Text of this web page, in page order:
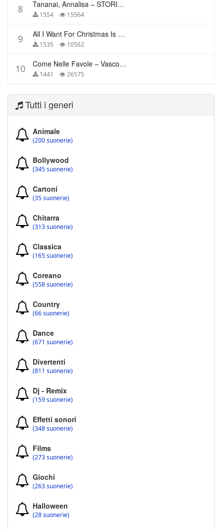
8 Tananai, Annalisa – STORIE BREVI
1554 15564
9 All I Want For Christmas Is You – Mariah Carey
1535 10562
10 Come Nelle Favole – Vasco Rossi
1441 26575
Tutti i generi
Animale
(200 suonerie)
Bollywood
(345 suonerie)
Cartoni
(35 suonerie)
Chitarra
(313 suonerie)
Classica
(165 suonerie)
Coreano
(558 suonerie)
Country
(66 suonerie)
Dance
(671 suonerie)
Divertenti
(811 suonerie)
Dj - Remix
(159 suonerie)
Effetti sonori
(348 suonerie)
Films
(273 suonerie)
Giochi
(263 suonerie)
Halloween
(28 suonerie)